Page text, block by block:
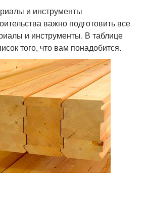
и инструменты
важно подготовить все
и инструменты. В таблице
того, что вам понадобится.